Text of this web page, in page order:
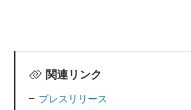
関連リンク
プレスリリース